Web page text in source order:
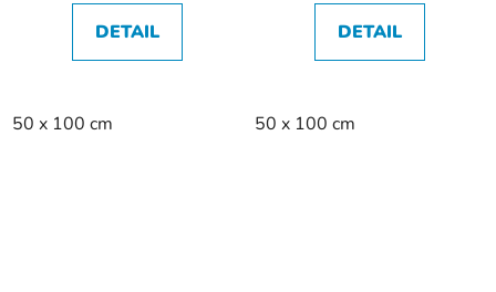
DETAIL
50 x 100 cm
DETAIL
50 x 100 cm